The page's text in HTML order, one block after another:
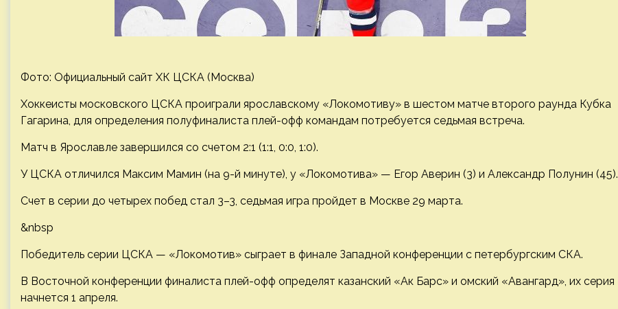
Фото: Официальный сайт ХК ЦСКА (Москва)
Хоккеисты московского ЦСКА проиграли ярославскому «Локомотиву» в шестом матче второго раунда Кубка
Гагарина, для определения полуфиналиста плей-офф командам потребуется седьмая встреча.
Матч в Ярославле завершился со счетом 2:1 (1:1, 0:0, 1:0).
У ЦСКА отличился Максим Мамин (на 9-й минуте), у «Локомотива» — Егор Аверин (3) и Александр Полунин (45).
Счет в серии до четырех побед стал 3–3, седьмая игра пройдет в Москве 29 марта.
&nbsp
Победитель серии ЦСКА — «Локомотив» сыграет в финале Западной конференции с петербургским СКА.
В Восточной конференции финалиста плей-офф определят казанский «Ак Барс» и омский «Авангард», их серия
начнется 1 апреля.